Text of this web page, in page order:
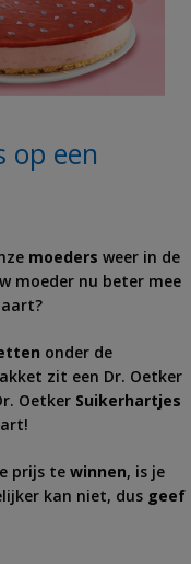
op een
moeders weer in de
moeder nu beter mee
onder de
zit een Dr. Oetker
Oetker Suikerhartjes
prijs te winnen, is je
kan niet, dus geef